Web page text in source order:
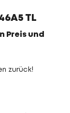
TL
Preis und
zurück!